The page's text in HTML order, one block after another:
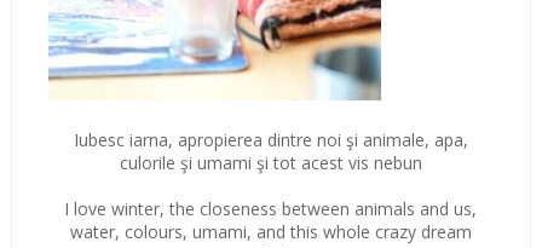
Iubesc iarna, apropierea dintre noi şi animale, apa,
culorile şi umami şi tot acest vis nebun
I love winter, the closeness between animals and us,
water, colours, umami, and this whole crazy dream